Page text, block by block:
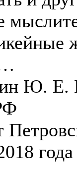
Ю. Е.
года